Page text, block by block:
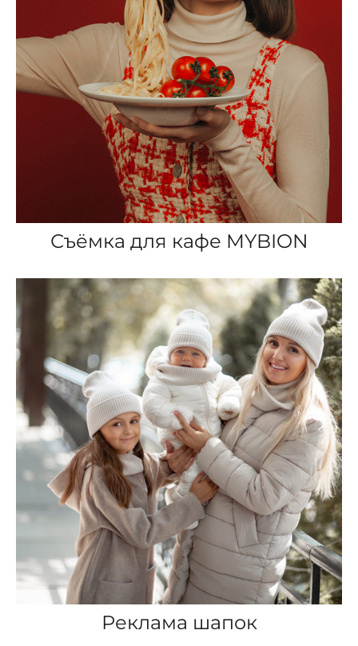
Съёмка для кафе MYBION
Реклама шапок